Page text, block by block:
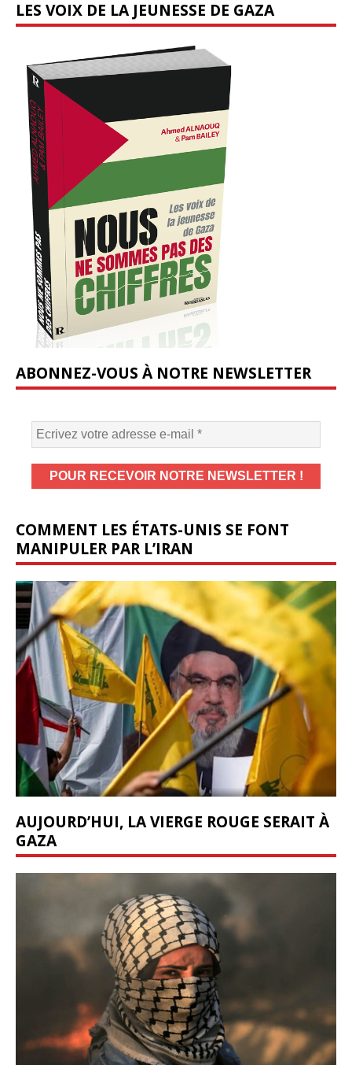
LES VOIX DE LA JEUNESSE DE GAZA
ABONNEZ-VOUS À NOTRE NEWSLETTER
COMMENT LES ÉTATS-UNIS SE FONT
MANIPULER PAR L’IRAN
AUJOURD’HUI, LA VIERGE ROUGE SERAIT À
GAZA